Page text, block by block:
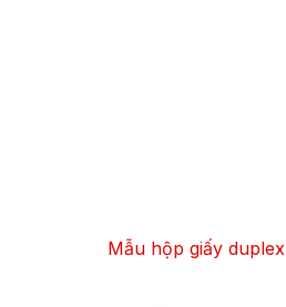
Mẫu hộp giấy duplex